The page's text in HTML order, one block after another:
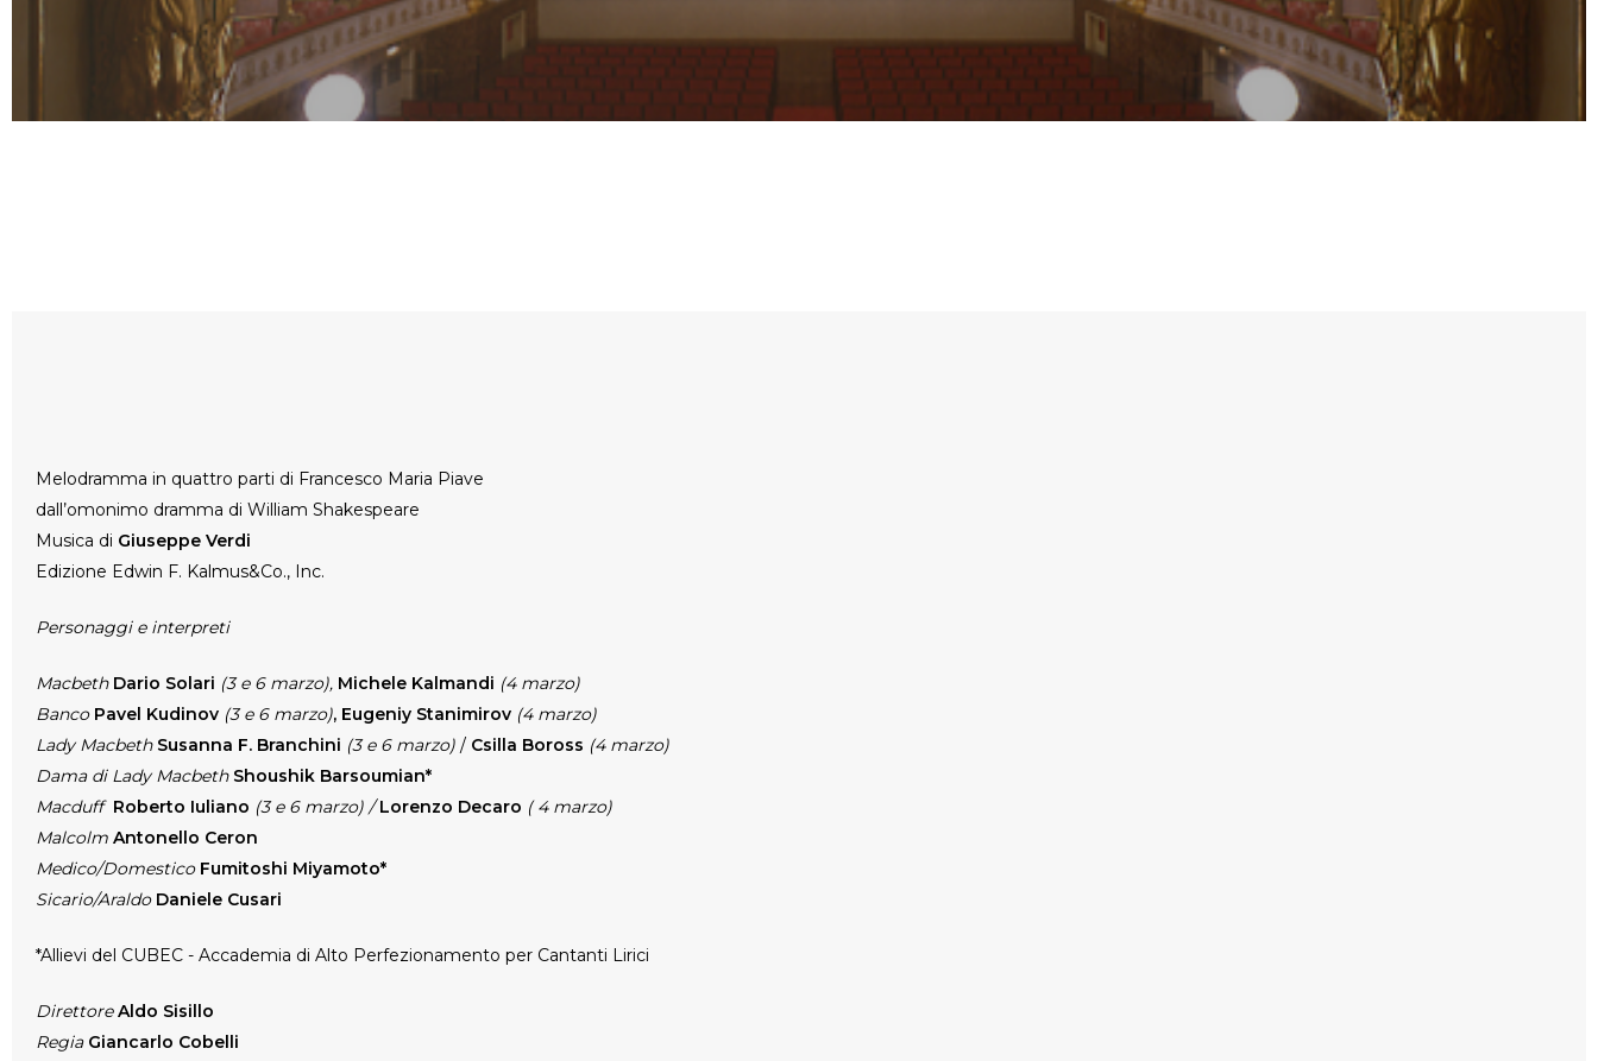
Melodramma in quattro parti di Francesco Maria Piave
dall’omonimo dramma di William Shakespeare
Musica di Giuseppe Verdi
Edizione Edwin F. Kalmus&Co., Inc.
Personaggi e interpreti
Macbeth Dario Solari (3 e 6 marzo), Michele Kalmandi (4 marzo)
Banco Pavel Kudinov (3 e 6 marzo), Eugeniy Stanimirov (4 marzo)
Lady Macbeth Susanna F. Branchini (3 e 6 marzo) / Csilla Boross (4 marzo)
Dama di Lady Macbeth Shoushik Barsoumian*
Macduff Roberto Iuliano (3 e 6 marzo) /Lorenzo Decaro ( 4 marzo)
Malcolm Antonello Ceron
Medico/Domestico Fumitoshi Miyamoto*
Sicario/Araldo Daniele Cusari
*Allievi del CUBEC - Accademia di Alto Perfezionamento per Cantanti Lirici
Direttore Aldo Sisillo
Regia Giancarlo Cobelli